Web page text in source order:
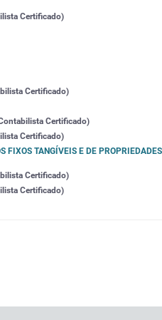
Certificado)
Certificado)
Certificado)
Certificado)
FIXOS TANGÍVEIS E DE
Certificado)
Certificado)